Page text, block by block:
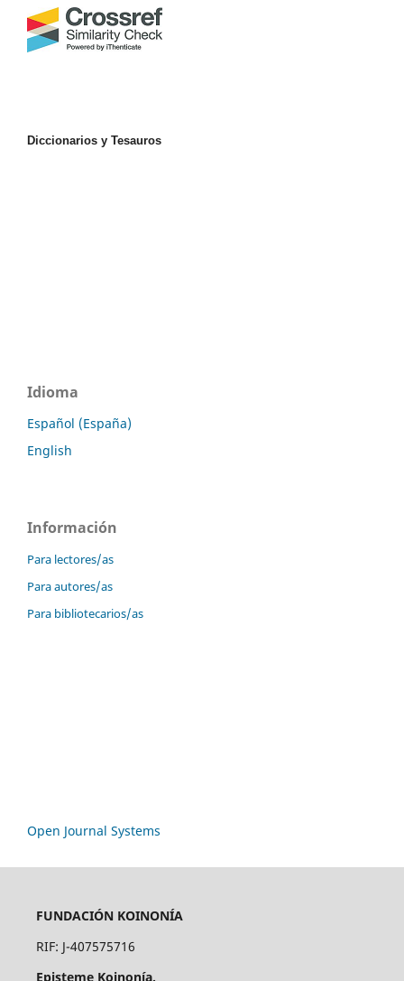
Diccionarios y Tesauros
Idioma
Español (España)
English
Información
Para lectores/as
Para autores/as
Para bibliotecarios/as
Open Journal Systems
FUNDACIÓN KOINONÍA
RIF: J-407575716
Episteme Koinonía.